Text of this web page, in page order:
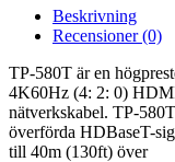
Beskrivning
Recensioner (0)
TP-580T är en
4K60Hz (4: 2: 0)
nätverkskabel. TP-
överförda HDBaseT-
till 40m (130ft) över